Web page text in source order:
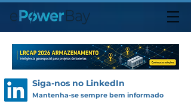
Siga-nos no LinkedIn
Mantenha-se sempre bem informado